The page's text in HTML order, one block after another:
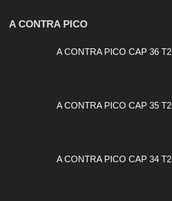
A CONTRA PICO
A CONTRA PICO CAP 36 T2
A CONTRA PICO CAP 35 T2
A CONTRA PICO CAP 34 T2